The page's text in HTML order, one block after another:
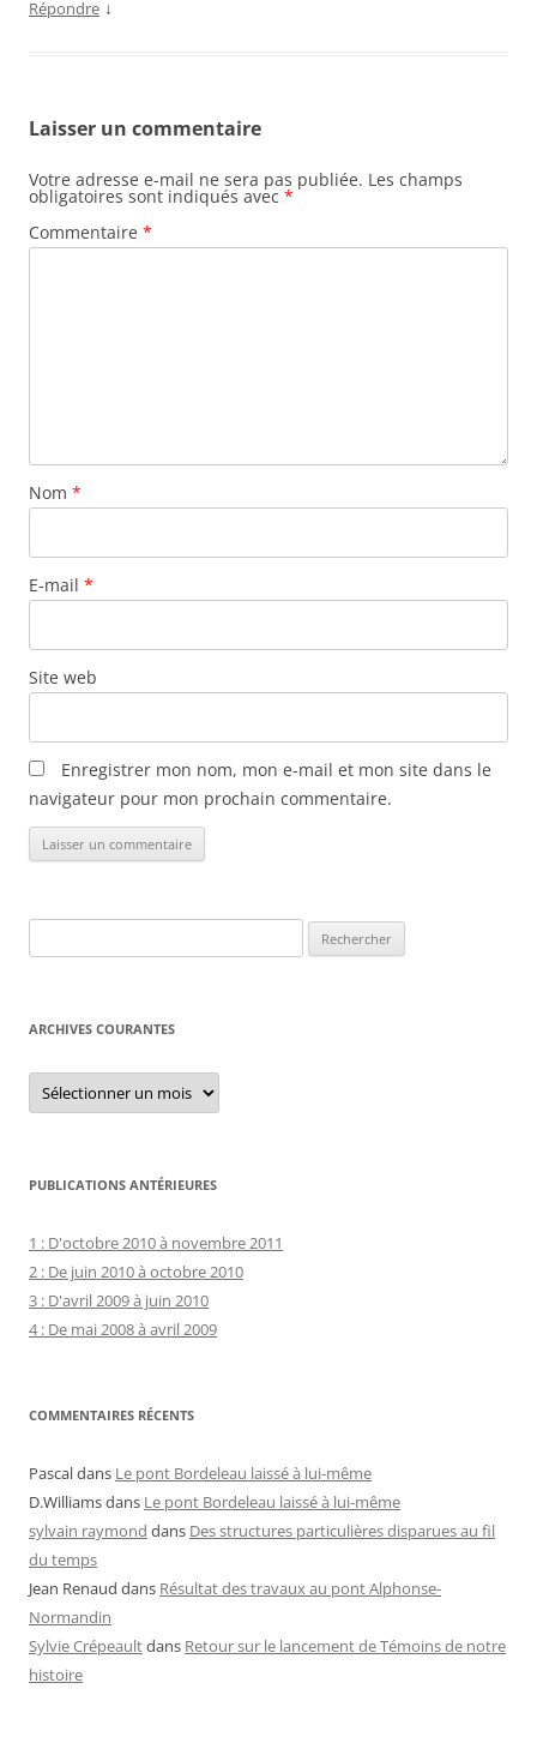
s
Répondre ↓
Laisser un commentaire
Votre adresse e-mail ne sera pas publiée. Les champs
obligatoires sont indiqués avec *
Commentaire *
Nom *
E-mail *
Site web
Enregistrer mon nom, mon e-mail et mon site dans le
navigateur pour mon prochain commentaire.
ARCHIVES COURANTES
Archives
courantes
PUBLICATIONS ANTÉRIEURES
1 : D'octobre 2010 à novembre 2011
2 : De juin 2010 à octobre 2010
3 : D'avril 2009 à juin 2010
4 : De mai 2008 à avril 2009
COMMENTAIRES RÉCENTS
Pascaldans Le pont Bordeleau laissé à lui-même
D.Williamsdans Le pont Bordeleau laissé à lui-même
sylvain raymond dans Des structures particulières disparues au fil
du temps
Jean Renaud dans Résultat des travaux au pont Alphonse-
Normandin
Sylvie Crépeaultdans Retour sur le lancement de Témoins de notre
histoire